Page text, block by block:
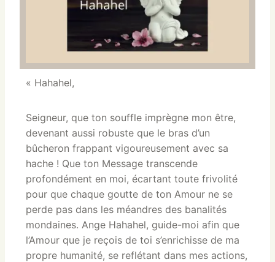
« Hahahel,
Seigneur, que ton souffle imprègne mon être,
devenant aussi robuste que le bras d’un
bûcheron frappant vigoureusement avec sa
hache ! Que ton Message transcende
profondément en moi, écartant toute frivolité
pour que chaque goutte de ton Amour ne se
perde pas dans les méandres des banalités
mondaines. Ange Hahahel, guide-moi afin que
l’Amour que je reçois de toi s’enrichisse de ma
propre humanité, se reflétant dans mes actions,